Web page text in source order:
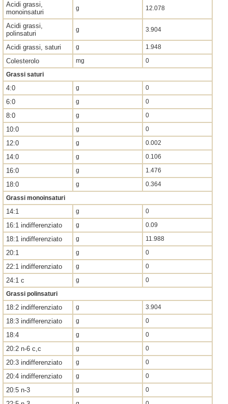
Acidi grassi,
monoinsaturi
g 12.078
Acidi grassi,
polinsaturi
g 3.904
Acidi grassi, saturi g 1.948
Colesterolo mg
0
Grassi saturi
4:0 g 0
6:0 g 0
8:0 g 0
10:0 g 0
12:0 g 0.002
14:0 g 0.106
16:0 g 1.476
18:0 g
0.364
Grassi monoinsaturi
14:1 g 0
16:1 indifferenziato g 0.09
18:1 indifferenziato g 11.988
20:1 g 0
22:1 indifferenziato g 0
24:1 c g
0
Grassi polinsaturi
18:2 indifferenziato g 3.904
18:3 indifferenziato g 0
18:4 g 0
20:2 n-6 c,c g 0
20:3 indifferenziato g 0
20:4 indifferenziato g 0
20:5 n-3 g 0